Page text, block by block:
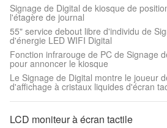
Signage de Digital de kiosque de
l'étagère de journal
55" service debout libre d'individu de
d'énergie LED WIFI Digital
Fonction infrarouge de PC de Signage
pour annoncer le kiosque
Le Signage de Digital montre le joueur
d'affichage à cristaux liquides d'écran
LCD moniteur à écran tactile